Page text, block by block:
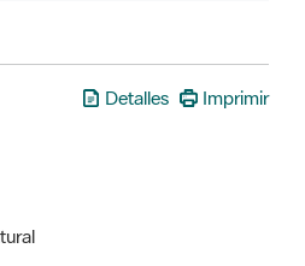
Detalles Imprimir